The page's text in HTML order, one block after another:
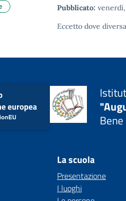
Pubblicato:
Eccetto dove
La scuola
Presentazione
I luoghi